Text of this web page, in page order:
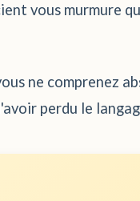
vous murmure
ne comprenez
perdu le